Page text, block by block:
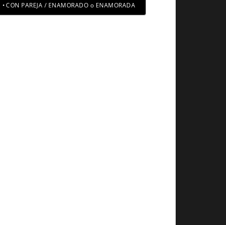
CON PAREJA / ENAMORADO o ENAMORADA